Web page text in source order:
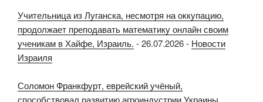
Учительница из Луганска, несмотря на оккупацию,
продолжает преподавать математику онлайн своим
ученикам в Хайфе, Израиль. -26.07.2026- Новости
Израиля
Соломон Франкфурт, еврейский учёный,
способствовал развитию агроиндустрии Украины,